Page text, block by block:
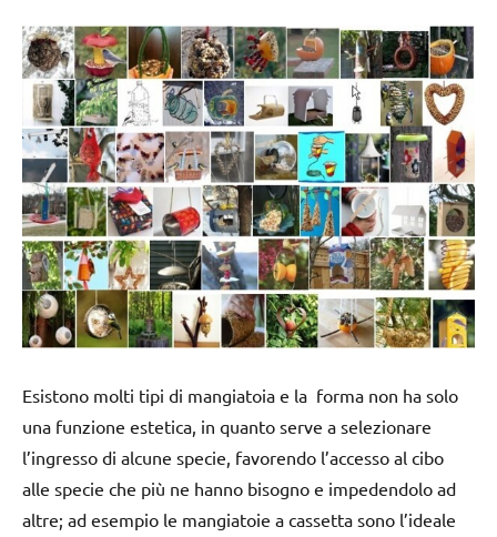
Esistono molti tipi di mangiatoia e la forma non ha solo
una funzione estetica, in quanto serve a selezionare
l’ingresso di alcune specie, favorendo l’accesso al cibo
alle specie che più ne hanno bisogno e impedendolo ad
altre; ad esempio le mangiatoie a cassetta sono l’ideale